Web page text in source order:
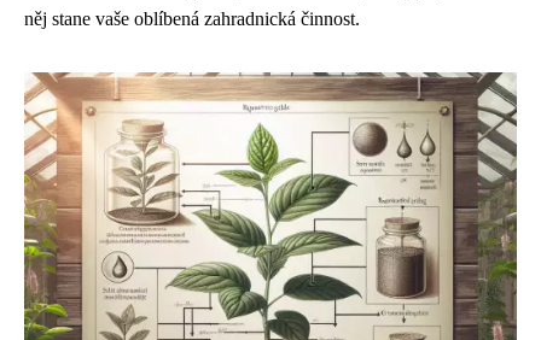
něj stane vaše oblíbená zahradnická činnost.